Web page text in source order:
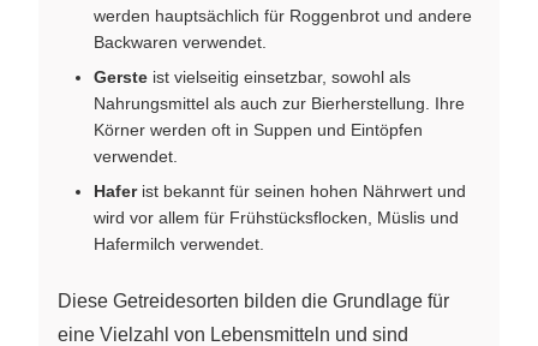
werden hauptsächlich für Roggenbrot und andere
Backwaren verwendet.
Gerste ist vielseitig einsetzbar, sowohl als
Nahrungsmittel als auch zur Bierherstellung. Ihre
Körner werden oft in Suppen und Eintöpfen
verwendet.
Haferist bekannt für seinen hohen Nährwert und
wird vor allem für Frühstücksflocken, Müslis und
Hafermilch verwendet.
Diese Getreidesorten bilden die Grundlage für
eine Vielzahl von Lebensmitteln und sind